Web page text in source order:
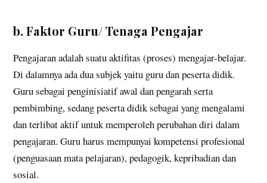
b. Faktor Guru/ Tenaga Pengajar
Pengajaran adalah suatu aktifitas (proses) mengajar-belajar.
Di dalamnya ada dua subjek yaitu guru dan peserta didik.
Guru sebagai penginisiatif awal dan pengarah serta
pembimbing, sedang peserta didik sebagai yang mengalami
dan terlibat aktif untuk memperoleh perubahan diri dalam
pengajaran. Guru harus mempunyai kompetensi profesional
(penguasaan mata pelajaran), pedagogik, kepribadian dan
sosial.